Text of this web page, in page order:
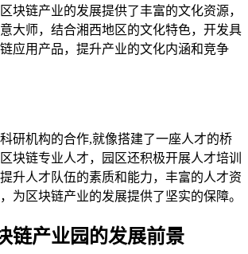
块链产业的发展提供了丰富的文化资源，
大师，结合湘西地区的文化特色，开发具
应用产品，提升产业的文化内涵和竞争
研机构的合作,就像搭建了一座人才的桥
块链专业人才，园区还积极开展人才培训
升人才队伍的素质和能力，丰富的人才资
为区块链产业的发展提供了坚实的保障。
链产业园的发展前景